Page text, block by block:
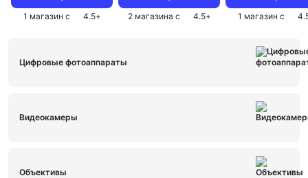
1 магазин с 4.5+ 2 магазина с 4.5+ 1 магазин с
Цифровые фотоаппараты
Видеокамеры
Объективы